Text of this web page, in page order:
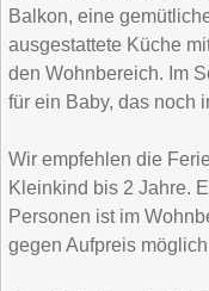
Balkon, eine
ausgestattete Küche
den Wohnbereich. Im
für ein Baby, das noch
Wir empfehlen die
Kleinkind bis 2 Jahre.
Personen ist im
gegen Aufpreis